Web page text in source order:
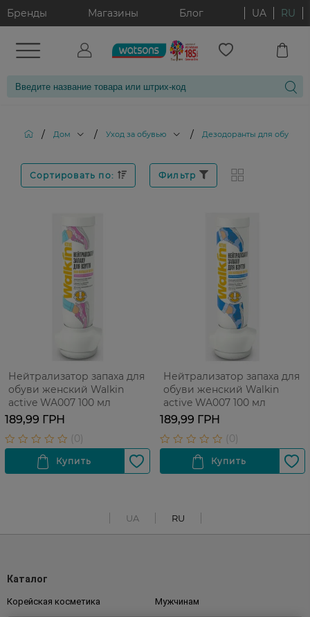
Бренды Магазины Блог UA RU
/ Дом / Уход за обувью / Дезодоранты для обуви
Сортировать по: Фильтр
Нейтрализатор запаха для
обуви женский Walkin
active WA007 100 мл
189,99 ГРН
Нейтрализатор запаха для
обуви женский Walkin
active WA007 100 мл
189,99 ГРН
UA RU
Каталог
Корейская косметика Мужчинам